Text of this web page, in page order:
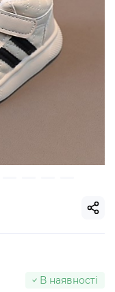
В наявності